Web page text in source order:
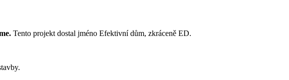
Tento projekt dostal jméno Efektivní dům, zkráceně ED.